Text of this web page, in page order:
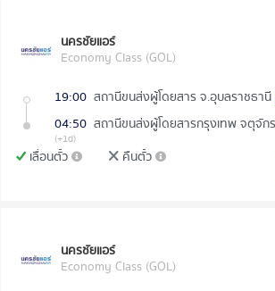
นครชัยแอร์
Economy Class (GOL)
19:00 สถานีขนส่งผู้โดยสาร จ.อุบลราชธานี
04:50 สถานีขนส่งผู้โดยสารกรุงเทพ จตุจัก
(+1d)
เลื่อนตั๋ว คืนตั๋ว
นครชัยแอร์
Economy Class (GOL)